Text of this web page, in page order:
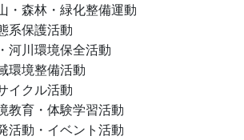
森林・緑化整備運動
保護活動
川環境保全活動
境整備活動
クル活動
育・体験学習活動
動・イベント活動